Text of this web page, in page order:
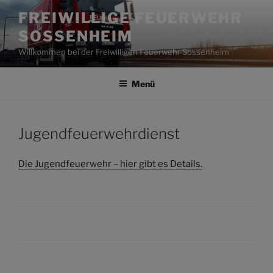
Zum
Inhalt
springen
FREIWILLIGE FEUERWEHR
SOSSENHEIM
Willkommen bei der Freiwilligen Feuerwehr Sossenheim
Menü
Jugendfeuerwehrdienst
Die Jugendfeuerwehr – hier gibt es Details.